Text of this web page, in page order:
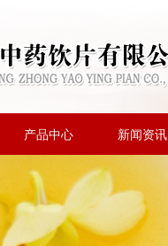
产品中心 新闻资讯